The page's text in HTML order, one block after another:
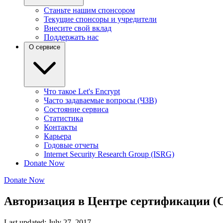
Станьте нашим спонсором
Текущие спонсоры и учредители
Внесите свой вклад
Поддержать нас
О сервисе
Что такое Let's Encrypt
Часто задаваемые вопросы (ЧЗВ)
Состояние сервиса
Статистика
Контакты
Карьера
Годовые отчеты
Internet Security Research Group (ISRG)
Donate Now
Donate Now
Авторизация в Центре сертификации